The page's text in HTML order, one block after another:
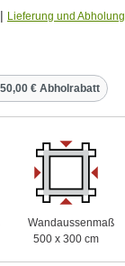
| Lieferung und Abholung
€ Abholrabatt
Wandaussenmaß
500 x 300 cm